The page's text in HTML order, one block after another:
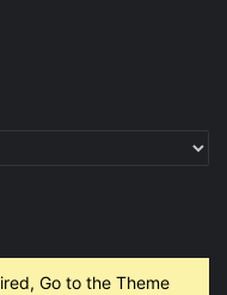
Go to the Theme